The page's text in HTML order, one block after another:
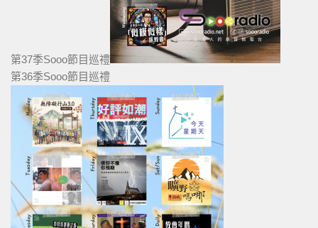
第37季Sooo節目巡禮
第36季Sooo節目巡禮